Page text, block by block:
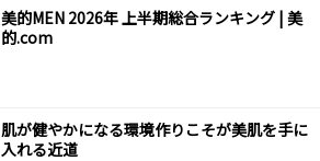
美的MEN 2026年 上半期総合ランキング | 美
的.com
肌が健やかになる環境作りこそが美肌を手に
入れる近道